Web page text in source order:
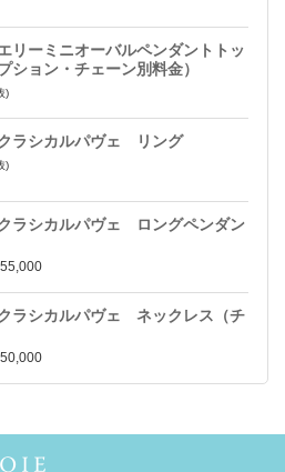
ーミニオーバルペンダントトッ
ション・チェーン別料金）
)
ラシカルパヴェ リング
)
ラシカルパヴェ ロングペンダン
ラシカルパヴェ ネックレス（チ